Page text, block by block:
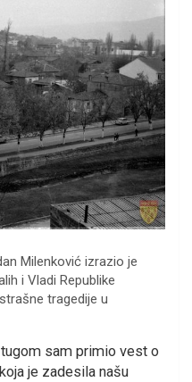
Milenković izrazio je
i Vladi Republike
tragedije u
sam primio vest o
je zadesila našu